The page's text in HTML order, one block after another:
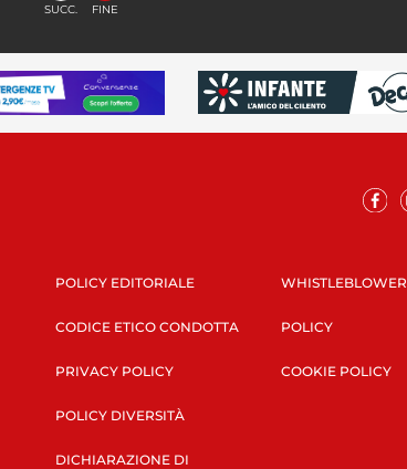
SUCC. FINE
POLICY EDITORIALE
CODICE ETICO CONDOTTA
PRIVACY POLICY
POLICY DIVERSITÀ
DICHIARAZIONE DI
WHISTLEBLOWER
POLICY
COOKIE POLICY